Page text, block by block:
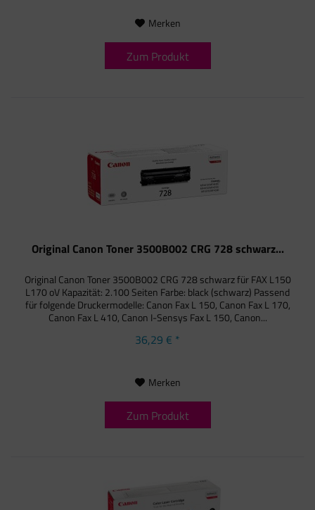
Merken
Zum Produkt
Original Canon Toner 3500B002 CRG 728 schwarz...
Original Canon Toner 3500B002 CRG 728 schwarz für FAX L150
L170 oV Kapazität: 2.100 Seiten Farbe: black (schwarz) Passend
für folgende Druckermodelle: Canon Fax L 150, Canon Fax L 170,
Canon Fax L 410, Canon I-Sensys Fax L 150, Canon...
36,29 € *
Merken
Zum Produkt